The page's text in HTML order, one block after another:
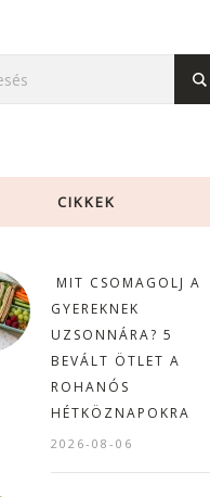
CIKKEK
MIT CSOMAGOLJ A
GYEREKNEK
UZSONNÁRA? 5
BEVÁLT ÖTLET A
ROHANÓS
HÉTKÖZNAPOKRA
2026-08-06